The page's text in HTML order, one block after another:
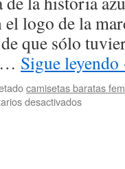
logo de la
que sólo
… Sigue leyendo
camisetas baratas
desactivadosen